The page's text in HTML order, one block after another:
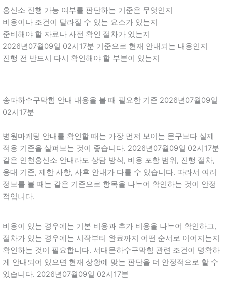
흥신소 진행 가능 여부를 판단하는 기준은 무엇인지
비용이나 조건이 달라질 수 있는 요소가 있는지
준비해야 할 자료나 사전 확인 절차가 있는지
2026년07월09일 02시17분 기준으로 현재 안내되는 내용인지
진행 전 반드시 다시 확인해야 할 부분이 있는지
송파하수구막힘 안내 내용을 볼 때 필요한 기준 2026년07월09일
02시17분
병원마케팅 안내를 확인할 때는 가장 먼저 보이는 문구보다 실제
적용 기준을 살펴보는 것이 좋습니다. 2026년07월09일 02시17분
같은 인천흥신소 안내라도 상담 방식, 비용 포함 범위, 진행 절차,
응대 기준, 제한 사항, 사후 안내가 다를 수 있습니다. 따라서 여러
정보를 볼 때는 같은 기준으로 항목을 나누어 확인하는 것이 안정
적입니다.
비용이 있는 경우에는 기본 비용과 추가 비용을 나누어 확인하고,
절차가 있는 경우에는 시작부터 완료까지 어떤 순서로 이어지는지
확인하는 것이 필요합니다. 서대문하수구막힘 관련 조건이 명확하
게 안내되어 있으면 현재 상황에 맞는 판단을 더 안정적으로 할 수
있습니다. 2026년07월09일 02시17분